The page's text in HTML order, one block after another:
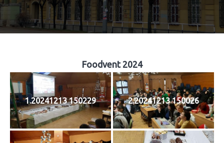
N
Foodvent 2024
1.20241213 150229 2.20241213 150026